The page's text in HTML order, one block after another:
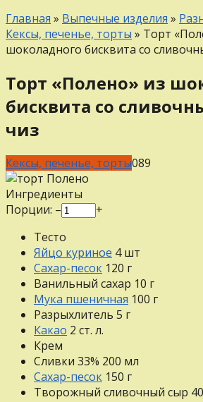
Главная » Выпечные изделия »
Кексы, печенье, торты » Торт
шоколадного бисквита со
Торт «Полено» из
бисквита со
чиз
Кексы, печенье, торты089
Ингредиенты
Порции: –
+
Тесто
Яйцо куриное 4шт
Сахар-песок 120 г
Ванильный сахар 10 г
Мука пшеничная 100 г
Разрыхлитель 5 г
Какао 2 ст. л.
Крем
Сливки 33% 200 мл
Сахар-песок 150 г
Творожный сливочный сыр